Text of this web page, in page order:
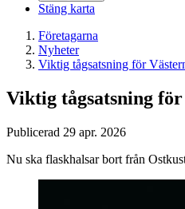
Stäng karta
Företagarna
Nyheter
Viktig tågsatsning för
Viktig tågsatsning
Publicerad 29 apr. 2026
Nu ska flaskhalsar bort från